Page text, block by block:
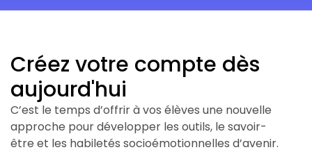
Créez votre compte dès
aujourd'hui
C’est le temps d’offrir à vos élèves une nouvelle
approche pour développer les outils, le savoir-
être et les habiletés socioémotionnelles d’avenir.